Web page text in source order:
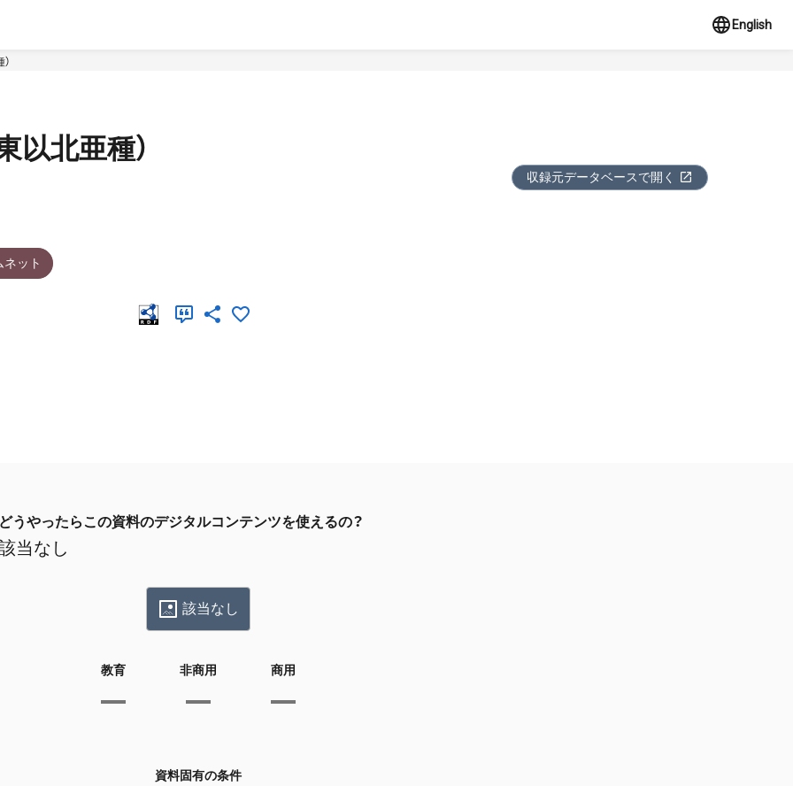
English
北亜種）
収録元データベースで開く
ット
どうやったらこの資料のデジタルコンテンツを使えるの？
当なし
該当なし
教育 非商用 商用
資料固有の条件